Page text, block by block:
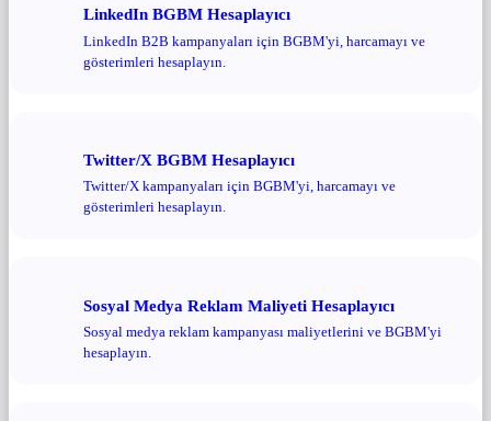
LinkedIn BGBM Hesaplayıcı
LinkedIn B2B kampanyaları için BGBM'yi, harcamayı ve
gösterimleri hesaplayın.
Twitter/X BGBM Hesaplayıcı
Twitter/X kampanyaları için BGBM'yi, harcamayı ve
gösterimleri hesaplayın.
Sosyal Medya Reklam Maliyeti Hesaplayıcı
Sosyal medya reklam kampanyası maliyetlerini ve BGBM'yi
hesaplayın.